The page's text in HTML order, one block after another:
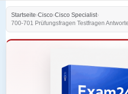
Startseite›Cisco›Cisco Specialist›
700-701 Prüfungsfragen Testfragen